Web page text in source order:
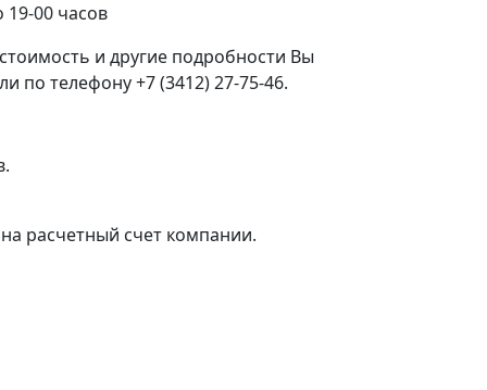
19-00 часов
и другие подробности Вы
по телефону +7 (3412) 27-75-46.
расчетный счет компании.